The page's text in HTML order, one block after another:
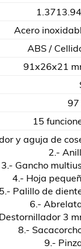
Acero
ABS /
91x26x21
97
15
y aguja de
2.-
3.- Gancho
4.- Hoja
5.- Palillo de
6.-
3
8.-
9.-